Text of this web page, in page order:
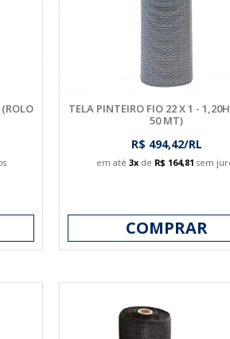
TELA PINTEIRO FIO 22 X 1 -
50 MT)
R$ 494,42/RL
em até 3xde R$ 164,81 sem
COMPRAR